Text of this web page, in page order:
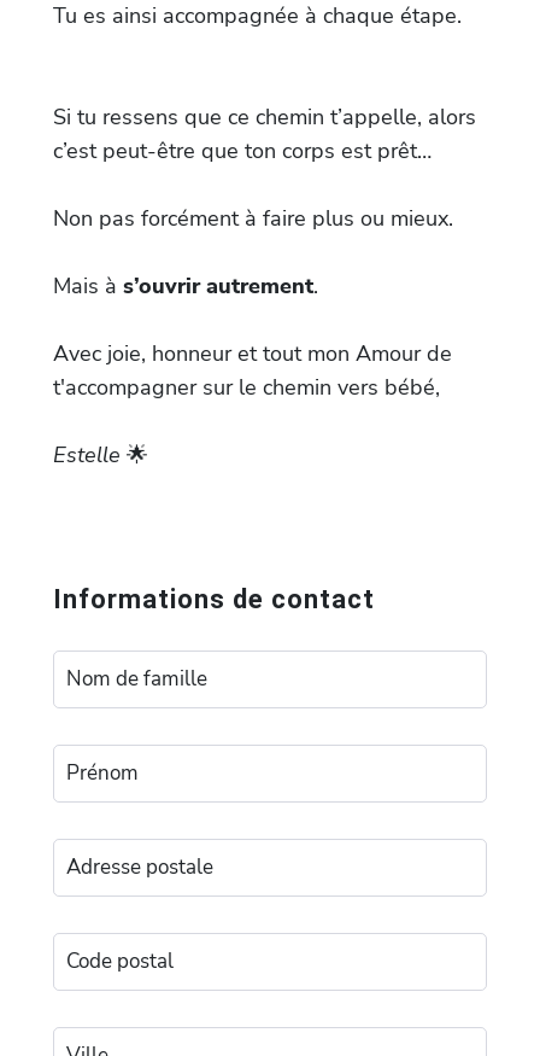
Tu es ainsi accompagnée à chaque étape.
Si tu ressens que ce chemin t’appelle, alors
c’est peut-être que ton corps est prêt…
Non pas forcément à faire plus ou mieux.
Mais à s’ouvrir autrement.
Avec joie, honneur et tout mon Amour de
t'accompagner sur le chemin vers bébé,
Estelle 🌟
Informations de contact